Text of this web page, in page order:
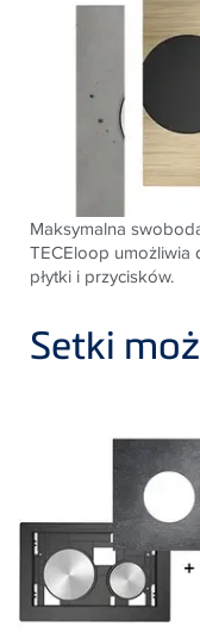
Maksymalna
TECEloop umożliwia
płytki i przycisków.
Setki